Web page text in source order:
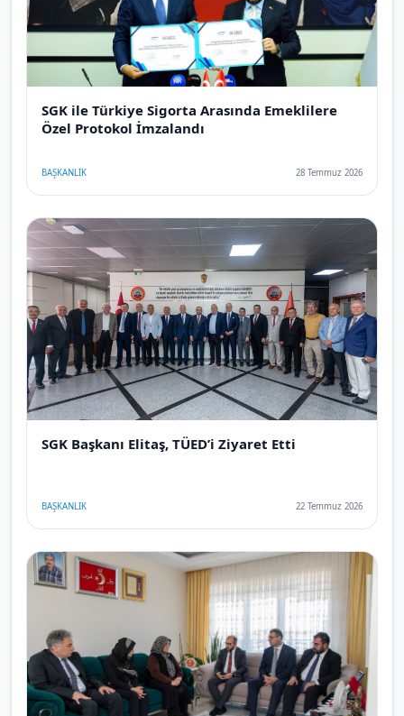
SGK ile Türkiye Sigorta Arasında Emeklilere
Özel Protokol İmzalandı
BAŞKANLIK 28 Temmuz 2026
SGK Başkanı Elitaş, TÜED’i Ziyaret Etti
BAŞKANLIK 22 Temmuz 2026